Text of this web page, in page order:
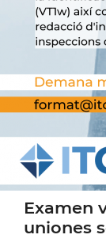
Examen
uniones